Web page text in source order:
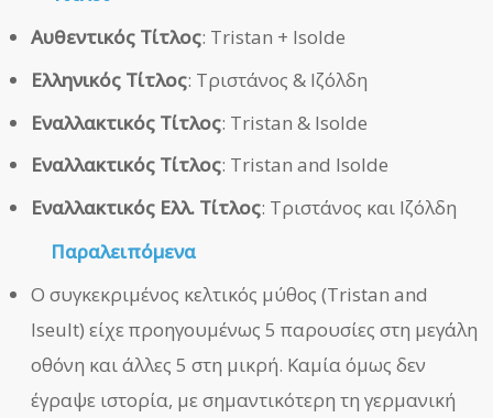
Αυθεντικός Τίτλος: Tristan + Isolde
Ελληνικός Τίτλος: Τριστάνος & Ιζόλδη
Εναλλακτικός Τίτλος: Tristan & Isolde
Εναλλακτικός Τίτλος: Tristan and Isolde
Εναλλακτικός Ελλ. Τίτλος: Τριστάνος και Ιζόλδη
Παραλειπόμενα
Ο συγκεκριμένος κελτικός μύθος (Tristan and
Iseult) είχε προηγουμένως 5 παρουσίες στη μεγάλη
οθόνη και άλλες 5 στη μικρή. Καμία όμως δεν
έγραψε ιστορία, με σημαντικότερη τη γερμανική